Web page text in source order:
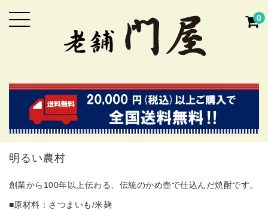
0
明るい農村
創業から100年以上伝わる、伝統のかめ壺で仕込んだ焼酎です。
■原材料：さつまいも/米麹